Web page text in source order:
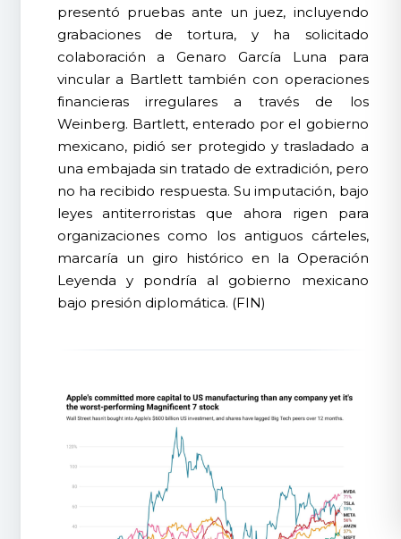
presentó pruebas ante un juez, incluyendo
grabaciones de tortura, y ha solicitado
colaboración a Genaro García Luna para
vincular a Bartlett también con operaciones
financieras irregulares a través de los
Weinberg. Bartlett, enterado por el gobierno
mexicano, pidió ser protegido y trasladado a
una embajada sin tratado de extradición, pero
no ha recibido respuesta. Su imputación, bajo
leyes antiterroristas que ahora rigen para
organizaciones como los antiguos cárteles,
marcaría un giro histórico en la Operación
Leyenda y pondría al gobierno mexicano
bajo presión diplomática. (FIN)